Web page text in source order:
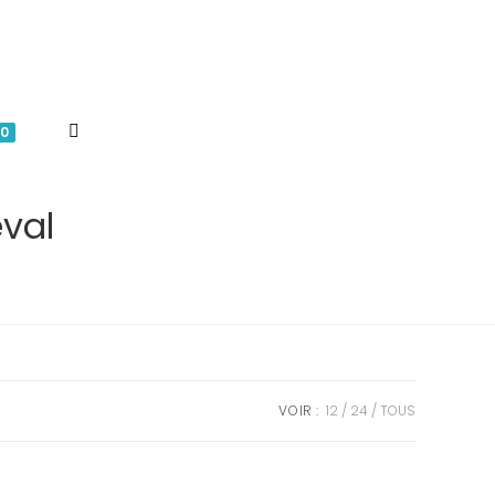
0 TOGGLE
VOIR : 12 24 TOUS